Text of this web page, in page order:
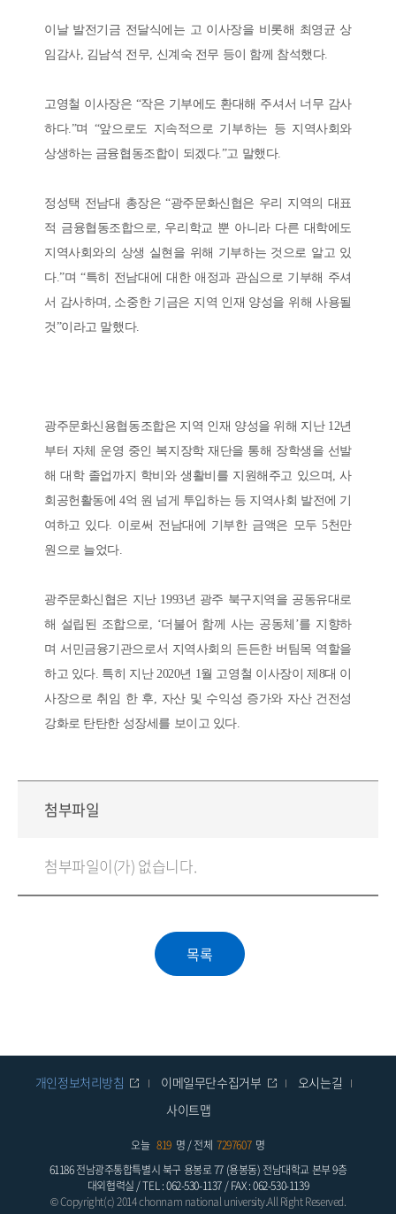
이날 발전기금 전달식에는 고 이사장을 비롯해 최영균 상
임감사, 김남석 전무, 신계숙 전무 등이 함께 참석했다.
고영철 이사장은 “작은 기부에도 환대해 주셔서 너무 감사
하다.”며 “앞으로도 지속적으로 기부하는 등 지역사회와
상생하는 금융협동조합이 되겠다.”고 말했다.
정성택 전남대 총장은 “광주문화신협은 우리 지역의 대표
적 금융협동조합으로, 우리학교 뿐 아니라 다른 대학에도
지역사회와의 상생 실현을 위해 기부하는 것으로 알고 있
다.”며 “특히 전남대에 대한 애정과 관심으로 기부해 주셔
서 감사하며, 소중한 기금은 지역 인재 양성을 위해 사용될
것”이라고 말했다.
광주문화신용협동조합은 지역 인재 양성을 위해 지난 12년
부터 자체 운영 중인 복지장학 재단을 통해 장학생을 선발
해 대학 졸업까지 학비와 생활비를 지원해주고 있으며, 사
회공헌활동에 4억 원 넘게 투입하는 등 지역사회 발전에 기
여하고 있다. 이로써 전남대에 기부한 금액은 모두 5천만
원으로 늘었다.
광주문화신협은 지난 1993년 광주 북구지역을 공동유대로
해 설립된 조합으로, ‘더불어 함께 사는 공동체’를 지향하
며 서민금융기관으로서 지역사회의 든든한 버팀목 역할을
하고 있다. 특히 지난 2020년 1월 고영철 이사장이 제8대 이
사장으로 취임 한 후, 자산 및 수익성 증가와 자산 건전성
강화로 탄탄한 성장세를 보이고 있다.
첨부파일
첨부파일이(가) 없습니다.
개인정보처리방침 이메일무단수집거부
오시는길
사이트맵
오늘 819 명 / 전체 7297607 명
61186 전남광주통합특별시 북구 용봉로 77 (용봉동) 전남대학교 본부 9층
대외협력실 / TEL : 062-530-1137 / FAX : 062-530-1139
© Copyright(c) 2014 chonnam national university.All Right Reserved.